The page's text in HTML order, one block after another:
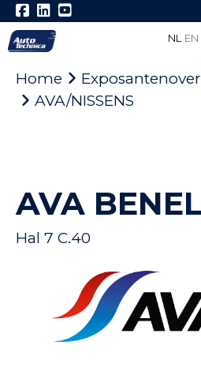
NL EN
Home
AVA/NISSENS
AVA
Hal 7 C.40